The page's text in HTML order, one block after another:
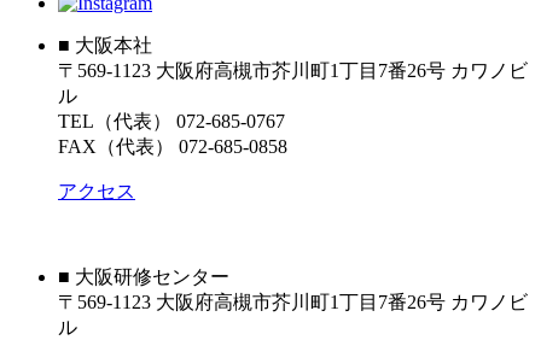
■ 大阪本社
〒569-1123 大阪府高槻市芥川町1丁目7番26号 カワノビ
ル
TEL（代表） 072-685-0767
FAX（代表） 072-685-0858
アクセス
■ 大阪研修センター
〒569-1123 大阪府高槻市芥川町1丁目7番26号 カワノビ
ル